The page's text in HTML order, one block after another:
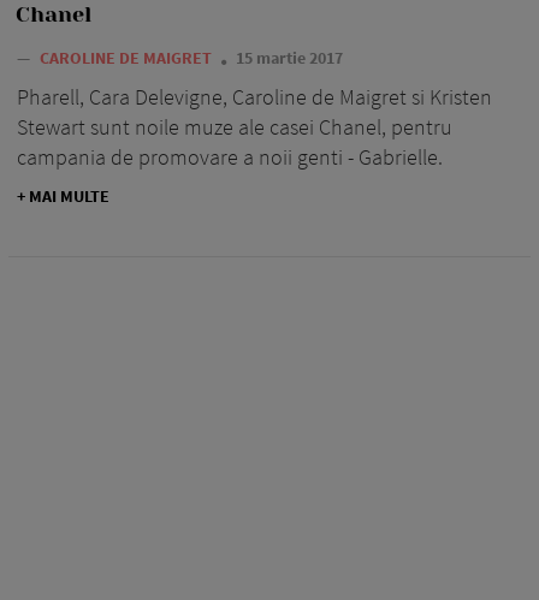
Chanel
— CAROLINE DE MAIGRET 15 martie 2017
Pharell, Cara Delevigne, Caroline de Maigret si Kristen
Stewart sunt noile muze ale casei Chanel, pentru
campania de promovare a noii genti - Gabrielle.
+ MAI MULTE